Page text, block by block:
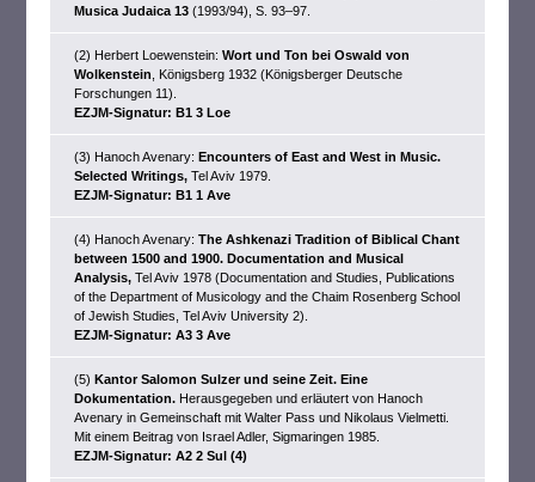
Musica Judaica 13 (1993/94), S. 93–97.
(2) Herbert Loewenstein:Wort und Ton bei Oswald von
Wolkenstein
, Königsberg 1932 (Königsberger Deutsche
Forschungen 11).
EZJM-Signatur: B1 3 Loe
(3) Hanoch Avenary:Encounters of East and West in Music.
Selected Writings, Tel Aviv 1979.
EZJM-Signatur: B1 1 Ave
(4) Hanoch Avenary:The Ashkenazi Tradition of Biblical Chant
between 1500 and 1900. Documentation and Musical
Analysis, Tel Aviv 1978 (Documentation and Studies, Publications
of the Department of Musicology and the Chaim Rosenberg School
of Jewish Studies, Tel Aviv University 2).
EZJM-Signatur: A3 3 Ave
(5)Kantor Salomon Sulzer und seine Zeit. Eine
Dokumentation. Herausgegeben und erläutert von Hanoch
Avenary in Gemeinschaft mit Walter Pass und Nikolaus Vielmetti.
Mit einem Beitrag von Israel Adler, Sigmaringen 1985.
EZJM-Signatur: A2 2 Sul (4)